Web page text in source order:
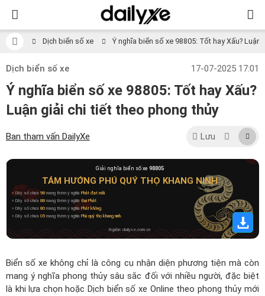
Dịch biển số xe Ý nghĩa biển số xe 98805: Tốt hay Xấu?
Dịch biển số xe 17-07-2025 17:01
Ý nghĩa biển số xe 98805: Tốt hay Xấu?
Luận giải chi tiết theo phong thủy
Ban tham vấn DailyXe Lưu
Giải nghĩa biển số xe 98805
TÁM HƯỚNG PHÚ QUÝ THỌ KHANG NINH
» Dãy số chứa98 mang thêm ý nghĩa Phát đạt mãi.
» Dãy số chứa 88 mang thêm ý nghĩaĐại Phát.
» Dãy số chứa 80 mang thêm ý nghĩaPhát không.
» Dãy số chứa 05 mang thêm ý nghĩa Phú quý thọ khang ninh.
Nguồn: dailyxe.com.vn
Biển số xe không chỉ là công cụ nhận diện phương tiện mà còn
mang ý nghĩa phong thủy sâu sắc đối với nhiều người, đặc biệt
là khi lựa chọn hoặcDịch biển số xe Online theo phong thủy mới